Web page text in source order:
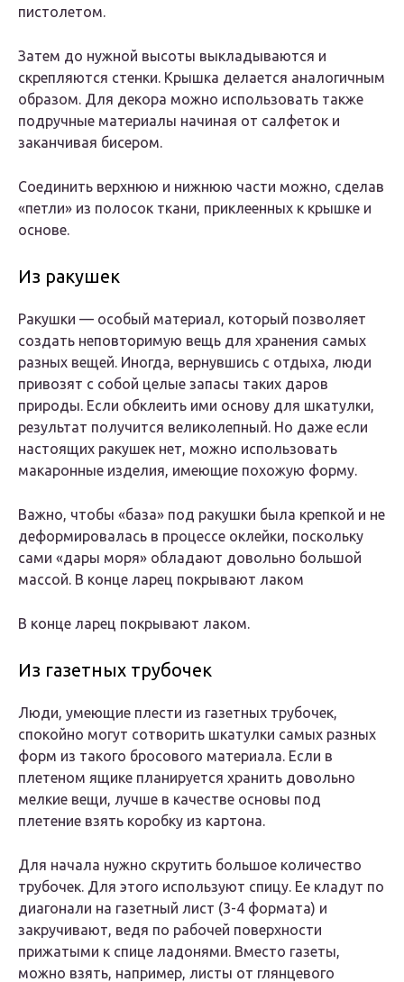
пистолетом.
Затем до нужной высоты выкладываются и
скрепляются стенки. Крышка делается аналогичным
образом. Для декора можно использовать также
подручные материалы начиная от салфеток и
заканчивая бисером.
Соединить верхнюю и нижнюю части можно, сделав
«петли» из полосок ткани, приклеенных к крышке и
основе.
Из ракушек
Ракушки — особый материал, который позволяет
создать неповторимую вещь для хранения самых
разных вещей. Иногда, вернувшись с отдыха, люди
привозят с собой целые запасы таких даров
природы. Если обклеить ими основу для шкатулки,
результат получится великолепный. Но даже если
настоящих ракушек нет, можно использовать
макаронные изделия, имеющие похожую форму.
Важно, чтобы «база» под ракушки была крепкой и не
деформировалась в процессе оклейки, поскольку
сами «дары моря» обладают довольно большой
массой. В конце ларец покрывают лаком
В конце ларец покрывают лаком.
Из газетных трубочек
Люди, умеющие плести из газетных трубочек,
спокойно могут сотворить шкатулки самых разных
форм из такого бросового материала. Если в
плетеном ящике планируется хранить довольно
мелкие вещи, лучше в качестве основы под
плетение взять коробку из картона.
Для начала нужно скрутить большое количество
трубочек. Для этого используют спицу. Ее кладут по
диагонали на газетный лист (3-4 формата) и
закручивают, ведя по рабочей поверхности
прижатыми к спице ладонями. Вместо газеты,
можно взять, например, листы от глянцевого